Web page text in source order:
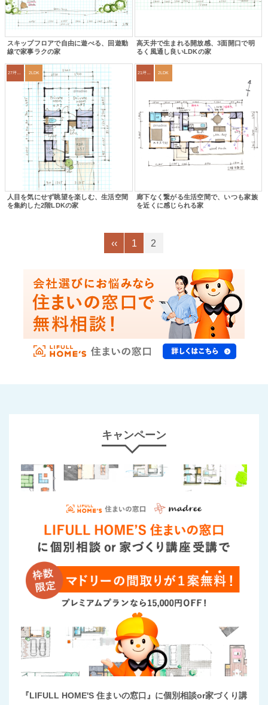
スキップフロアで自由に遊べる、回遊動
線で家事ラクの家
高天井で生まれる開放感、3面開口で明
るく風通し良いLDKの家
2LDK
人目を気にせず眺望を楽しむ、生活空間
を集約した2階LDKの家
21坪〜24坪 2LDK
廊下なく繋がる生活空間で、いつも家族
を近くに感じられる家
‹‹ 1 2
キャンペーン
『LIFULL HOME'S 住まいの窓口』に個別相談or家づくり講